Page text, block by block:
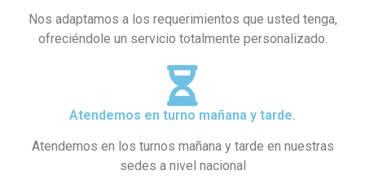
Nos adaptamos a los requerimientos que usted tenga,
ofreciéndole un servicio totalmente personalizado.
Atendemos en turno mañana y tarde.
Atendemos en los turnos mañana y tarde en nuestras
sedes a nivel nacional